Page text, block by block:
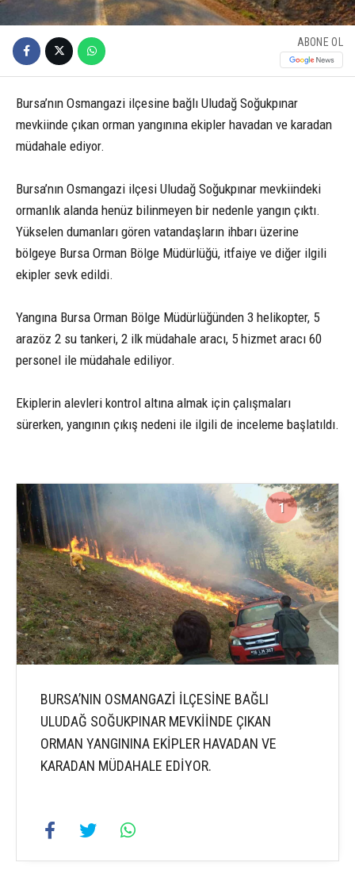
ABONE OL
Bursa’nın Osmangazi ilçesine bağlı Uludağ Soğukpınar
mevkiinde çıkan orman yangınına ekipler havadan ve karadan
müdahale ediyor.
Bursa’nın Osmangazi ilçesi Uludağ Soğukpınar mevkiindeki
ormanlık alanda henüz bilinmeyen bir nedenle yangın çıktı.
Yükselen dumanları gören vatandaşların ihbarı üzerine
bölgeye Bursa Orman Bölge Müdürlüğü, itfaiye ve diğer ilgili
ekipler sevk edildi.
Yangına Bursa Orman Bölge Müdürlüğünden 3 helikopter, 5
arazöz 2 su tankeri, 2 ilk müdahale aracı, 5 hizmet aracı 60
personel ile müdahale ediliyor.
Ekiplerin alevleri kontrol altına almak için çalışmaları
sürerken, yangının çıkış nedeni ile ilgili de inceleme başlatıldı.
1 3
BURSA’NIN OSMANGAZİ İLÇESİNE BAĞLI
ULUDAĞ SOĞUKPINAR MEVKİİNDE ÇIKAN
ORMAN YANGININA EKİPLER HAVADAN VE
KARADAN MÜDAHALE EDİYOR.